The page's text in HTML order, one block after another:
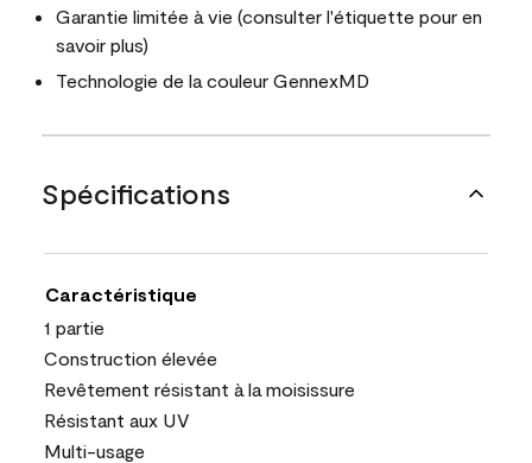
Garantie limitée à vie (consulter l'étiquette pour en
savoir plus)
Technologie de la couleur GennexMD
Spécifications
Caractéristique
1 partie
Construction élevée
Revêtement résistant à la moisissure
Résistant aux UV
Multi-usage